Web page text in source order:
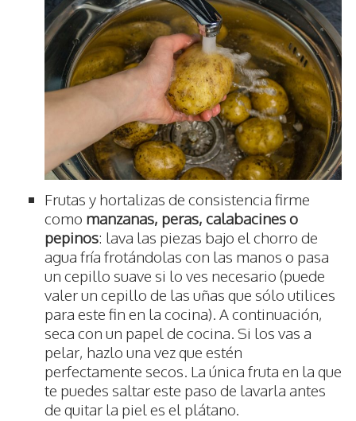
Frutas y hortalizas de consistencia firme
como manzanas, peras, calabacines o
pepinos: lava las piezas bajo el chorro de
agua fría frotándolas con las manos o pasa
un cepillo suave si lo ves necesario (puede
valer un cepillo de las uñas que sólo utilices
para este fin en la cocina). A continuación,
seca con un papel de cocina. Si los vas a
pelar, hazlo una vez que estén
perfectamente secos. La única fruta en la que
te puedes saltar este paso de lavarla antes
de quitar la piel es el plátano.